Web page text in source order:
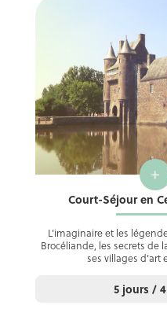
+
Court-Séjour en
L’imaginaire et les
Brocéliande, les secrets de
ses villages d’art
5 jours /